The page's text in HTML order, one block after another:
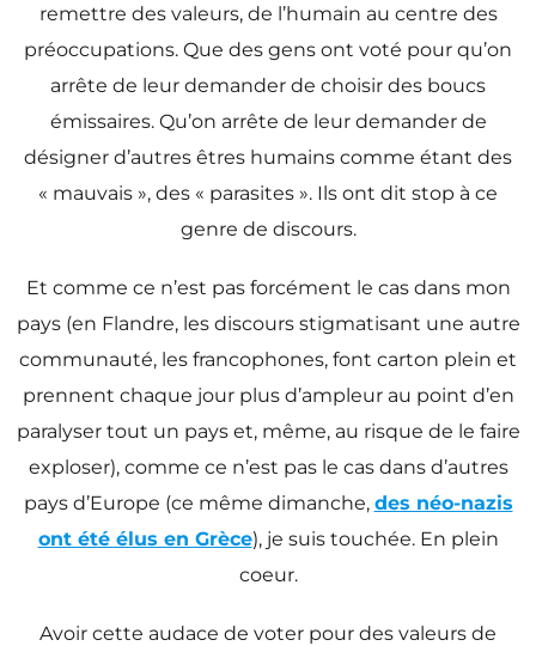
remettre des valeurs, de l’humain au centre des
préoccupations. Que des gens ont voté pour qu’on
arrête de leur demander de choisir des boucs
émissaires. Qu’on arrête de leur demander de
désigner d’autres êtres humains comme étant des
« mauvais », des « parasites ». Ils ont dit stop à ce
genre de discours.
Et comme ce n’est pas forcément le cas dans mon
pays (en Flandre, les discours stigmatisant une autre
communauté, les francophones, font carton plein et
prennent chaque jour plus d’ampleur au point d’en
paralyser tout un pays et, même, au risque de le faire
exploser), comme ce n’est pas le cas dans d’autres
pays d’Europe (ce même dimanche, des néo-nazis
ont été élus en Grèce), je suis touchée. En plein
coeur.
Avoir cette audace de voter pour des valeurs de